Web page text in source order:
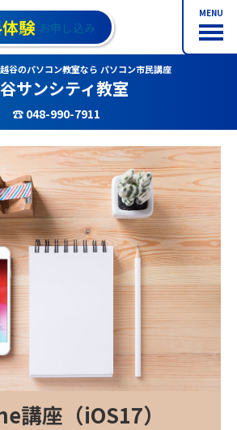
MENU
験 お申し込み
谷のパソコン教室なら パソコン市民講座
サンシティ教室
☎ 048-990-7911
講座（iOS17）